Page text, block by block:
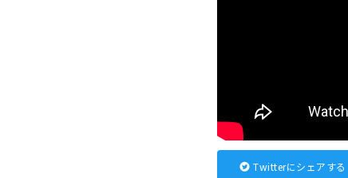
Twitterにシェアする